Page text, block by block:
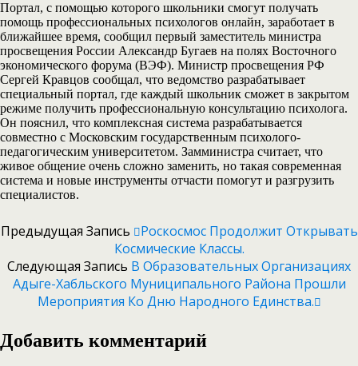
Портал, с помощью которого школьники смогут получать
помощь профессиональных психологов онлайн, заработает в
ближайшее время, сообщил первый заместитель министра
просвещения России Александр Бугаев на полях Восточного
экономического форума (ВЭФ). Министр просвещения РФ
Сергей Кравцов сообщал, что ведомство разрабатывает
специальный портал, где каждый школьник сможет в закрытом
режиме получить профессиональную консультацию психолога.
Он пояснил, что комплексная система разрабатывается
совместно с Московским государственным психолого-
педагогическим университетом. Замминистра считает, что
живое общение очень сложно заменить, но такая современная
система и новые инструменты отчасти помогут и разгрузить
специалистов.
Предыдущая Запись
Роскосмос Продолжит Открывать
Космические Классы.
Следующая Запись В Образовательных Организациях
Адыге-Хабльского Муниципального Района Прошли
Мероприятия Ко Дню Народного Единства.
Добавить комментарий